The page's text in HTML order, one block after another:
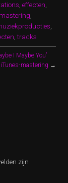
effecten
mastering
,tracks
I Maybe You’
mastering →
zijn